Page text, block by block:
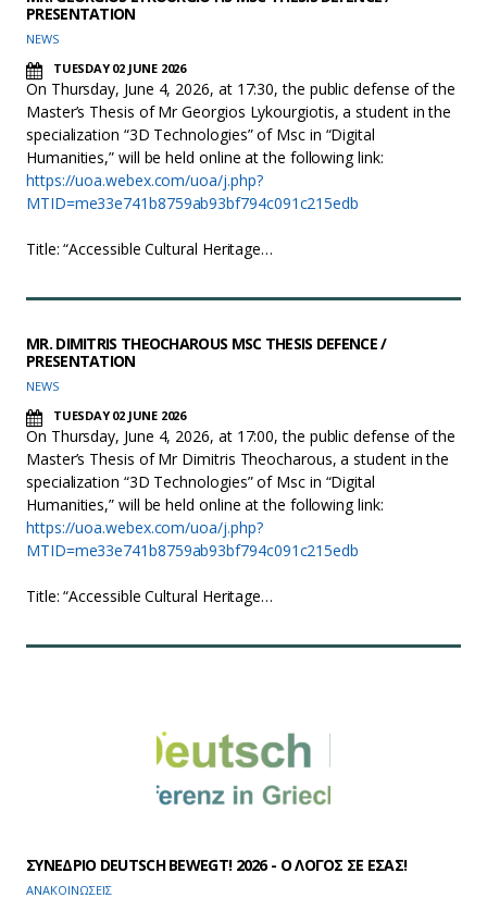
PRESENTATION
NEWS
TUESDAY 02 JUNE 2026
On Thursday, June 4, 2026, at 17:30, the public defense of the
Master’s Thesis of Mr Georgios Lykourgiotis, a student in the
specialization “3D Technologies” of Msc in “Digital
Humanities,” will be held online at the following link:
https://uoa.webex.com/uoa/j.php?
MTID=me33e741b8759ab93bf794c091c215edb
Title: “Accessible Cultural Heritage…
MR. DIMITRIS THEOCHAROUS MSC THESIS DEFENCE /
PRESENTATION
NEWS
TUESDAY 02 JUNE 2026
On Thursday, June 4, 2026, at 17:00, the public defense of the
Master’s Thesis of Mr Dimitris Theocharous, a student in the
specialization “3D Technologies” of Msc in “Digital
Humanities,” will be held online at the following link:
https://uoa.webex.com/uoa/j.php?
MTID=me33e741b8759ab93bf794c091c215edb
Title: “Accessible Cultural Heritage…
ΣΥΝΕΔΡΙΟ DEUTSCH BEWEGT! 2026 - Ο ΛΟΓΟΣ ΣΕ ΕΣΑΣ!
ΑΝΑΚΟΙΝΩΣΕΙΣ